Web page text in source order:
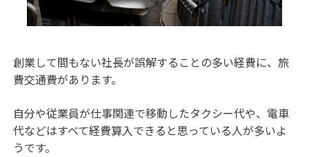
創業して間もない社長が誤解することの多い経費に、旅
費交通費があります。
自分や従業員が仕事関連で移動したタクシー代や、電車
代などはすべて経費算入できると思っている人が多いよ
うです。